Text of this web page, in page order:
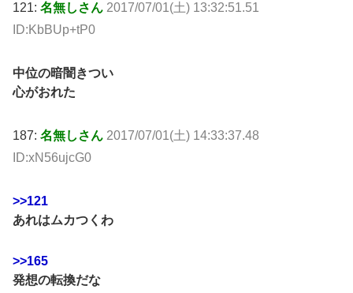
121: 名無しさん 2017/07/01(土) 13:32:51.51
ID:KbBUp+tP0
中位の暗闇きつい
心がおれた
187: 名無しさん 2017/07/01(土) 14:33:37.48
ID:xN56ujcG0
>>121
あれはムカつくわ
>>165
発想の転換だな